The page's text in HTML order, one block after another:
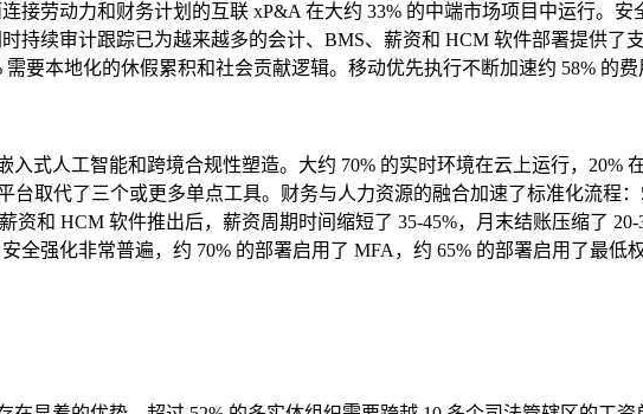
接劳动力和财务计划的互联 xP&A 在大约 33% 的中端市场项目中运行。
持续审计跟踪已为越来越多的会计、BMS、薪资和 HCM 软件部署提供了
要本地化的休假累积和社会贡献逻辑。移动优先执行不断加速约 58% 的
式人工智能和跨境合规性塑造。大约 70% 的实时环境在云上运行，20%
台取代了三个或更多单点工具。财务与人力资源的融合加速了标准化流程
和 HCM 软件推出后，薪资周期时间缩短了 35-45%，月末结账压缩了 20-
全强化非常普遍，约 70% 的部署启用了 MFA，约 65% 的部署启用了最低